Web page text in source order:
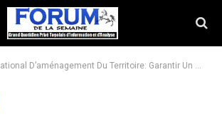
D’aménagement Du Territoire: Garantir Un Développement Équilibré Du Pays